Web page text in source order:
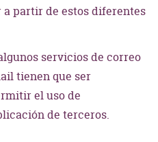
partir de estos diferentes
servicios de correo
tienen que ser
el uso de
de terceros.